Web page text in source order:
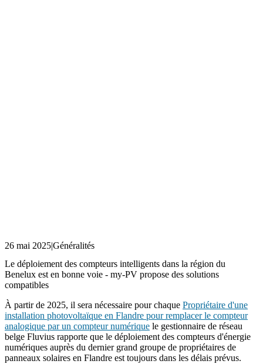
26 mai 2025|Généralités
Le déploiement des compteurs intelligents dans la région du
Benelux est en bonne voie - my-PV propose des solutions
compatibles
À partir de 2025, il sera nécessaire pour chaque Propriétaire d'une
installation photovoltaïque en Flandre pour remplacer le compteur
analogique par un compteur numérique le gestionnaire de réseau
belge Fluvius rapporte que le déploiement des compteurs d'énergie
numériques auprès du dernier grand groupe de propriétaires de
panneaux solaires en Flandre est toujours dans les délais prévus.